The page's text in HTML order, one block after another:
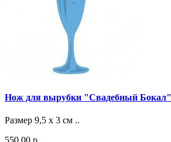
Нож для вырубки "Свадебный Бокал"
Размер 9,5 x 3 см ..